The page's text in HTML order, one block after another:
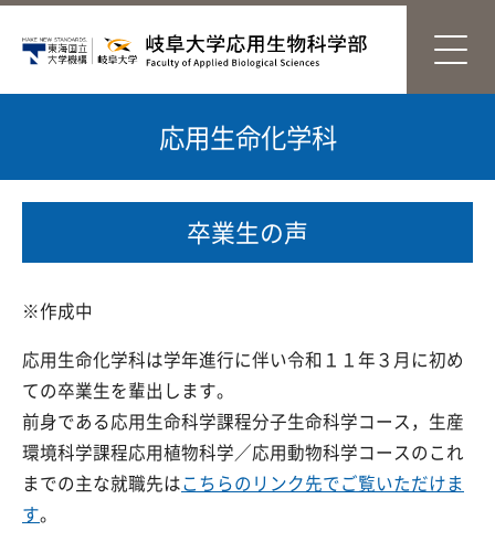
応用生命化学科
卒業生の声
※作成中
応用生命化学科は学年進行に伴い令和１１年３月に初め
ての卒業生を輩出します。
前身である応用生命科学課程分子生命科学コース，生産
環境科学課程応用植物科学／応用動物科学コースのこれ
までの主な就職先はこちらのリンク先でご覧いただけま
す。